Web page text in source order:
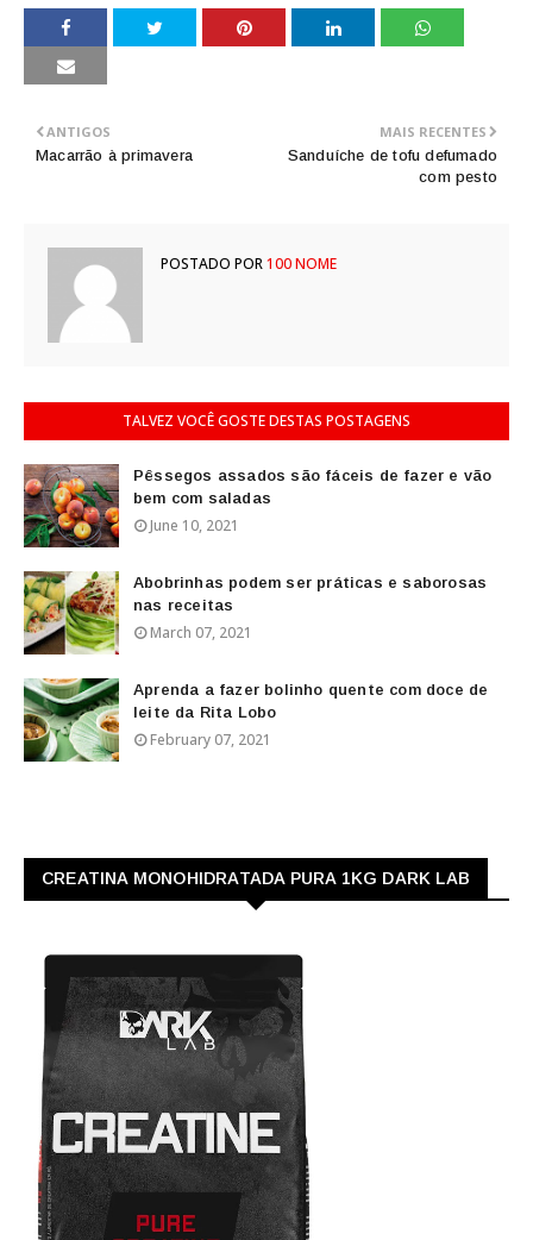
MAIS RECENTES
Sanduíche de tofu defumado
com pesto
ANTIGOS
Macarrão à primavera
POSTADO POR100 NOME
TALVEZ VOCÊ GOSTE DESTAS POSTAGENS
Pêssegos assados são fáceis de fazer e vão
bem com saladas
June 10, 2021
Abobrinhas podem ser práticas e saborosas
nas receitas
March 07, 2021
Aprenda a fazer bolinho quente com doce de
leite da Rita Lobo
February 07, 2021
CREATINA MONOHIDRATADA PURA 1KG DARK LAB